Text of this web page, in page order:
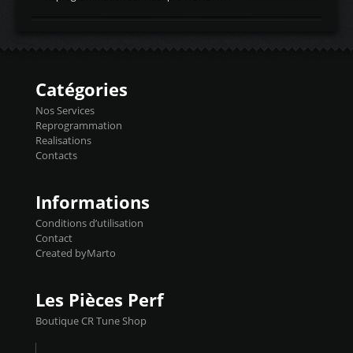
d'admissiontemp ex. pour atmo -30- 80°C
temperaturetemperature ldr moteurtemp
Injecteurs + Flashpro 1370€ TTC Le
précise et performante. Vous pourrez
basculer de la carto sans plomb à Ethanol à
l'aide du flashpro OPTION ECONOMIQUES
Reprog SP 98 sur le calculateur d'origine
450€ TTC Un gain d'environ 10cv et 15nm
Catégories
Nos Services
Reprogrammation
Realisations
Contacts
Informations
Conditions d’utilisation
Contact
Created byMarto
Les Pièces Perf
Boutique CR Tune Shop